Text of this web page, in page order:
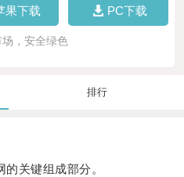
果下载 PC下载
，安全绿色
排行
关键组成部分。